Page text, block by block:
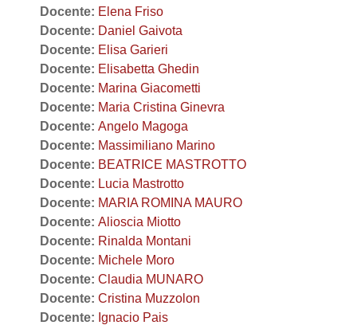
Docente: Elena Friso
Docente: Daniel Gaivota
Docente: Elisa Garieri
Docente: Elisabetta Ghedin
Docente: Marina Giacometti
Docente: Maria Cristina Ginevra
Docente: Angelo Magoga
Docente: Massimiliano Marino
Docente: BEATRICE MASTROTTO
Docente: Lucia Mastrotto
Docente: MARIA ROMINA MAURO
Docente: Alioscia Miotto
Docente: Rinalda Montani
Docente: Michele Moro
Docente: Claudia MUNARO
Docente: Cristina Muzzolon
Docente: Ignacio Pais